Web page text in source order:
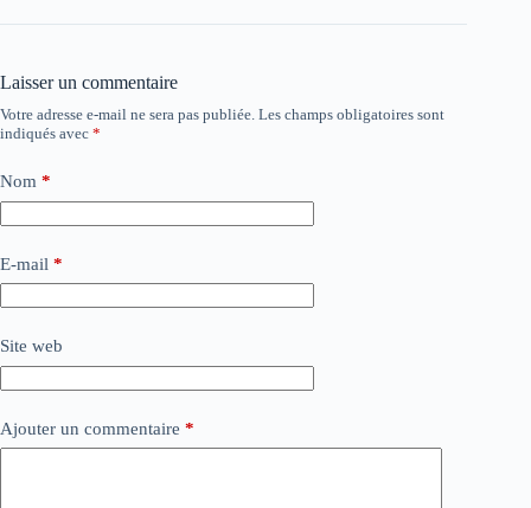
Laisser un commentaire
Votre adresse e-mail ne sera pas publiée. Les champs obligatoires sont
indiqués avec *
Nom *
E-mail *
Site web
Ajouter un commentaire *